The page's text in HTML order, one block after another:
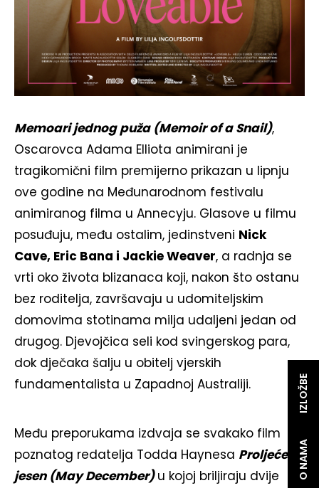
Memoari jednog puža (Memoir of a Snail),
Oscarovca Adama Elliota animirani je
tragikomični film premijerno prikazan u lipnju
ove godine na Međunarodnom festivalu
animiranog filma u Annecyju. Glasove u filmu
posuđuju, među ostalim, jedinstveni Nick
Cave, Eric Bana i Jackie Weaver, a radnja se
vrti oko života blizanaca koji, nakon što ostanu
bez roditelja, završavaju u udomiteljskim
domovima stotinama milja udaljeni jedan od
drugog. Djevojčica seli kod svingerskog para,
dok dječaka šalju u obitelj vjerskih
fundamentalista u Zapadnoj Australiji.
Među preporukama izdvaja se svakako film
poznatog redatelja Todda Haynesa Proljeće,
jesen (May December)u kojoj briljiraju dvije
IZLOŽBE
O NAMA